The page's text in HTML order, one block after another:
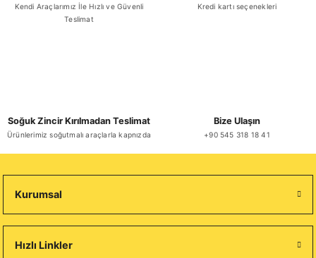
Sepete Ekle
Kendi Araçlarımız İle Hızlı ve Güvenli
Teslimat
Kredi kartı seçenekleri
Soğuk Zincir Kırılmadan Teslimat
Ürünlerimiz soğutmalı araçlarla kapnızda
Bize Ulaşın
+90 545 318 18 41
Kurumsal
Hızlı Linkler